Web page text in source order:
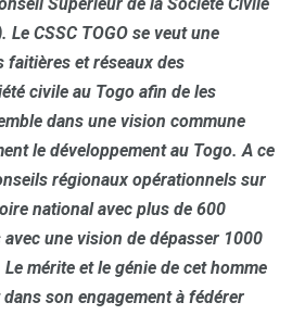
Supérieur de la Société Civile
Le CSSC TOGO se veut une
faitières et réseaux des
civile au Togo afin de les
dans une vision commune
le développement au Togo. A ce
régionaux opérationnels sur
national avec plus de 600
une vision de dépasser 1000
mérite et le génie de cet homme
son engagement à fédérer